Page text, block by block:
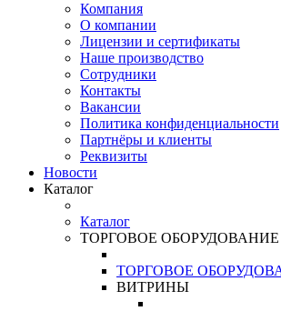
Компания
О компании
Лицензии и сертификаты
Наше производство
Сотрудники
Контакты
Вакансии
Политика конфиденциальности
Партнёры и клиенты
Реквизиты
Новости
Каталог
Каталог
ТОРГОВОЕ ОБОРУДОВАНИЕ
ТОРГОВОЕ
ВИТРИНЫ